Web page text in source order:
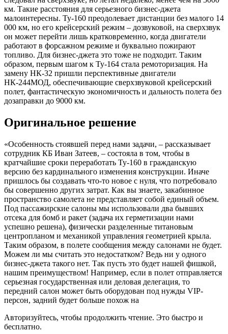
км. Такие расстояния для серьезного бизнес-джета
малоинтересны. Ту-160 преодолевает дистанции без малого 14
000 км, но его крейсерский режим – дозвуковой, на сверхзвук
он может перейти лишь кратковременно, когда двигатели
работают в форсажном режиме и буквально пожирают
топливо. Для бизнес-джета это тоже не подходит. Таким
образом, первым шагом к Ту-164 стала ремоторизация. На
замену НК-32 пришли перспективные двигатели
НК-244МОД, обеспечивающие сверхзвуковой крейсерский
полет, фантастическую экономичность и дальность полета без
дозаправки до 9000 км.
Оригинальное решение
«Особенность стоявшей перед нами задачи, – рассказывает
сотрудник КБ Иван Затеев, – состояла в том, чтобы в
кратчайшие сроки переработать Ту-160 в гражданскую
версию без кардинального изменения конструкции. Иначе
пришлось бы создавать что-то новое с нуля, что потребовало
бы совершенно других затрат. Как вы знаете, закабинное
пространство самолета не представляет собой единый объем.
Под пассажирские салоны мы использовали два бывших
отсека для бомб и ракет (задача их герметизации нами
успешно решена), физически разделенные титановым
центропланом и механикой управления геометрией крыла.
Таким образом, в полете сообщения между салонами не будет.
Можем ли мы считать это недостатком? Ведь ни у одного
бизнес-джета такого нет. Так пусть это будет нашей фишкой,
нашим преимуществом! Например, если в полет отправляется
серьезная государственная или деловая делегация, то
передний салон может быть оборудован под нужды VIP-
персон, задний будет больше похож на
Авторизуйтесь, чтобы продолжить чтение. Это быстро и
бесплатно.